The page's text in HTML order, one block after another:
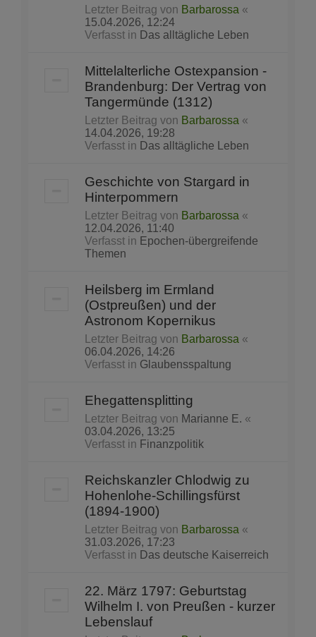
Letzter Beitrag von Barbarossa «
15.04.2026, 12:24
Verfasst in Das alltägliche Leben
Mittelalterliche Ostexpansion -
Brandenburg: Der Vertrag von
Tangermünde (1312)
Letzter Beitrag von Barbarossa «
14.04.2026, 19:28
Verfasst in Das alltägliche Leben
Geschichte von Stargard in
Hinterpommern
Letzter Beitrag von Barbarossa «
12.04.2026, 11:40
Verfasst in Epochen-übergreifende
Themen
Heilsberg im Ermland
(Ostpreußen) und der
Astronom Kopernikus
Letzter Beitrag von Barbarossa «
06.04.2026, 14:26
Verfasst in Glaubensspaltung
Ehegattensplitting
Letzter Beitrag von Marianne E. «
03.04.2026, 13:25
Verfasst in Finanzpolitik
Reichskanzler Chlodwig zu
Hohenlohe-Schillingsfürst
(1894-1900)
Letzter Beitrag von Barbarossa «
31.03.2026, 17:23
Verfasst in Das deutsche Kaiserreich
22. März 1797: Geburtstag
Wilhelm I. von Preußen - kurzer
Lebenslauf